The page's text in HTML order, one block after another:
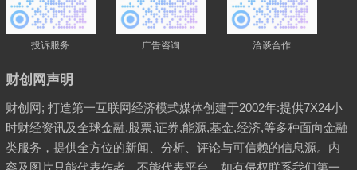
投诉服务 广告咨询 洽谈合作
财创网声明
财创网; 打造第一互联网经济模式媒体创建于2002年:提供7X24小
时财经资讯及全球金融,股票,证券,能源,基金,经济,等多种面向金融
类服务，提供全方位的新闻、分析、评论与可信赖的信息源。内
容及图片只能代表作者，不能代表平台、如有侵权联系我们第一